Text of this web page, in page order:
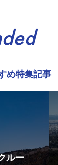
め特集記事
ルー